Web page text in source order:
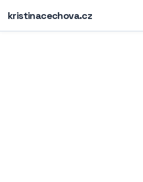
kristinacechova.cz